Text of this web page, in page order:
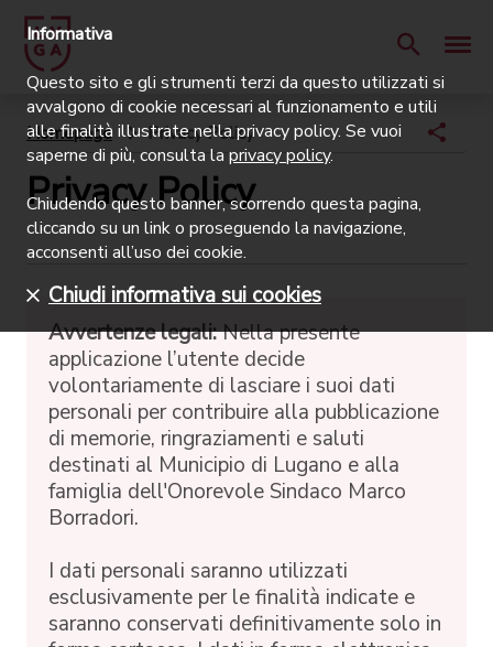
Homepage Privacy Policy
Privacy Policy
Avvertenze legali:Nella presente
applicazione l’utente decide
volontariamente di lasciare i suoi dati
personali per contribuire alla pubblicazione
di memorie, ringraziamenti e saluti
destinati al Municipio di Lugano e alla
famiglia dell'Onorevole Sindaco Marco
Borradori.
I dati personali saranno utilizzati
esclusivamente per le finalità indicate e
saranno conservati definitivamente solo in
Informativa
Questo sito e gli strumenti terzi da questo utilizzati si
avvalgono di cookie necessari al funzionamento e utili
alle finalità illustrate nella privacy policy. Se vuoi
saperne di più, consulta laprivacy policy.
Chiudendo questo banner, scorrendo questa pagina,
cliccando su un link o proseguendo la navigazione,
acconsenti all’uso dei cookie.
Chiudi informativa sui cookies